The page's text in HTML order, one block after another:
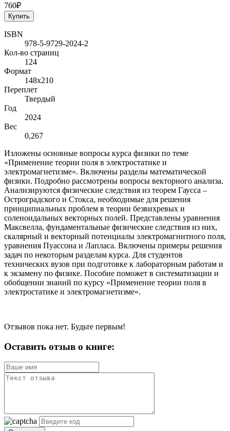
760₽
Купить
ISBN
978-5-9729-2024-2
Кол-во страниц
124
Формат
148х210
Переплет
Твердый
Год
2024
Вес
0,267
Изложены основные вопросы курса физики по теме
«Применение теории поля в электростатике и
электромагнетизме». Включены разделы математической
физики. Подробно рассмотрены вопросы векторного анализа.
Анализируются физические следствия из теорем Гаусса –
Остроградского и Стокса, необходимые для решения
принципиальных проблем в теории безвихревых и
соленоидальных векторных полей. Представлены уравнения
Максвелла, фундаментальные физические следствия из них,
скалярный и векторный потенциалы электромагнитного поля,
уравнения Пуассона и Лапласа. Включены примеры решения
задач по некоторым разделам курса. Для студентов
технических вузов при подготовке к лабораторным работам и
к экзамену по физике. Пособие поможет в систематизации и
обобщении знаний по курсу «Применение теории поля в
электростатике и электромагнетизме».
Отзывов пока нет. Будьте первым!
Оставить отзыв о книге: